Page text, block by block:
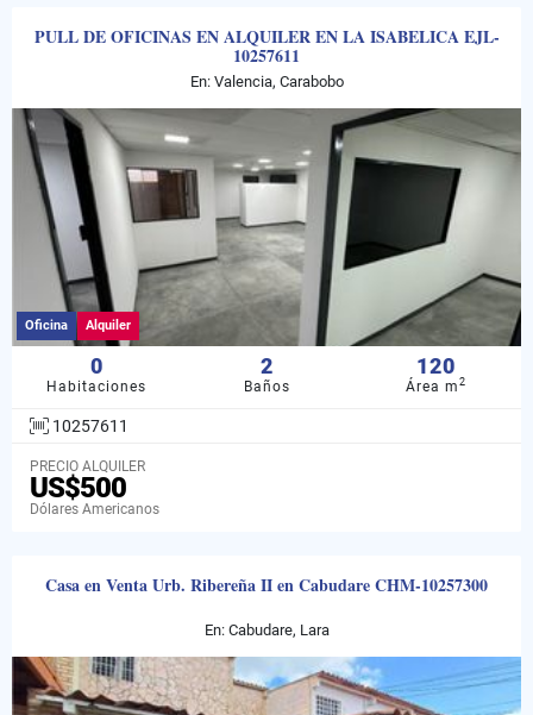
PULL DE OFICINAS EN ALQUILER EN LA ISABELICA EJL-
10257611
En: Valencia, Carabobo
Oficina Alquiler
0
Habitaciones
2
Baños
120
Área m2
10257611
PRECIO ALQUILER
US$500
Dólares Americanos
Casa en Venta Urb. Ribereña II en Cabudare CHM-10257300
En: Cabudare, Lara